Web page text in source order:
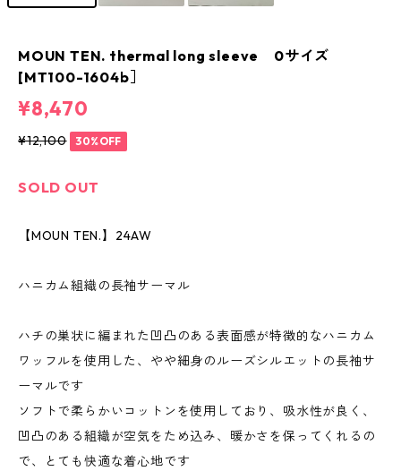
MOUN TEN. thermal long sleeve 0サイズ
[MT100-1604b］
¥8,470
¥12,100 30%OFF
SOLD OUT
【MOUN TEN.】24AW
ハニカム組織の長袖サーマル
ハチの巣状に編まれた凹凸のある表面感が特徴的なハニカム
ワッフルを使用した、やや細身のルーズシルエットの長袖サ
ーマルです
ソフトで柔らかいコットンを使用しており、吸水性が良く、
凹凸のある組織が空気をため込み、暖かさを保ってくれるの
で、とても快適な着心地です